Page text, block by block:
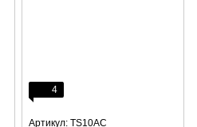
4
Артикул: TS10AC